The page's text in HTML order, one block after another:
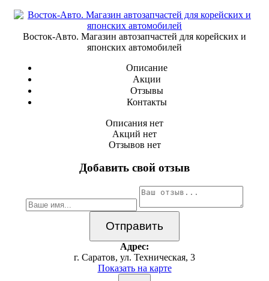
Восток-Авто. Магазин автозапчастей для корейских и
японских автомобилей
Описание
Акции
Отзывы
Контакты
Описания нет
Акций нет
Отзывов нет
Добавить свой отзыв
Адрес:
г. Саратов, ул. Техническая, 3
Показать на карте